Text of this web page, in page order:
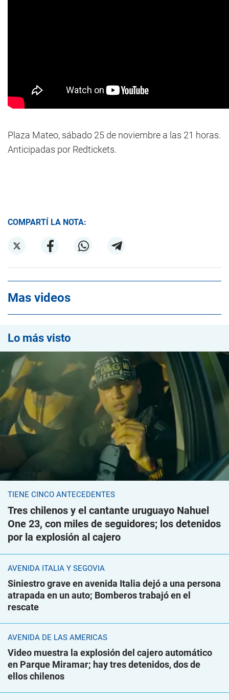
Plaza Mateo, sábado 25 de noviembre a las 21 horas.
Anticipadas por Redtickets.
COMPARTÍ LA NOTA:
Mas videos
Lo más visto
TIENE CINCO ANTECEDENTES
Tres chilenos y el cantante uruguayo Nahuel
One 23, con miles de seguidores; los detenidos
por la explosión al cajero
AVENIDA ITALIA Y SEGOVIA
Siniestro grave en avenida Italia dejó a una persona
atrapada en un auto; Bomberos trabajó en el
rescate
AVENIDA DE LAS AMÉRICAS
Video muestra la explosión del cajero automático
en Parque Miramar; hay tres detenidos, dos de
ellos chilenos